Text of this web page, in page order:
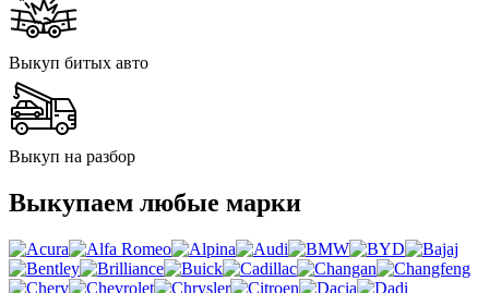
Выкуп битых авто
Выкуп на разбор
Выкупаем любые марки